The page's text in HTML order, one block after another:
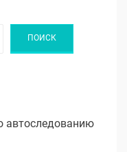
ПОИСК
автоследованию